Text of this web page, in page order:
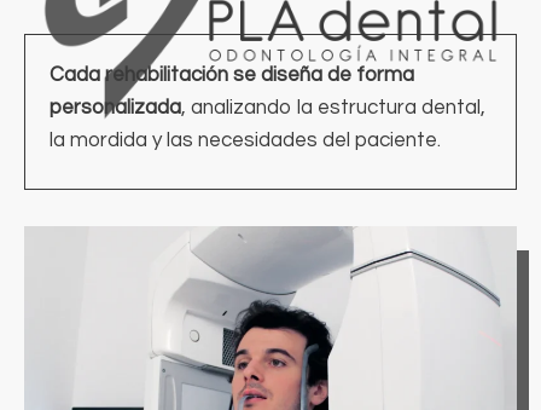
Cada rehabilitación se diseña de forma
personalizada, analizando la estructura dental,
la mordida y las necesidades del paciente.